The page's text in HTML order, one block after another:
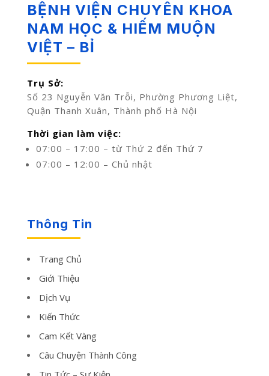
BỆNH VIỆN CHUYÊN KHOA
NAM HỌC & HIẾM MUỘN
VIỆT – BỈ
Trụ Sở:
Số 23 Nguyễn Văn Trỗi, Phường Phương Liệt,
Quận Thanh Xuân, Thành phố Hà Nội
Thời gian làm việc:
07:00 – 17:00 – từ Thứ 2 đến Thứ 7
07:00 – 12:00 – Chủ nhật
Thông Tin
Trang Chủ
Giới Thiệu
Dịch Vụ
Kiến Thức
Cam Kết Vàng
Câu Chuyện Thành Công